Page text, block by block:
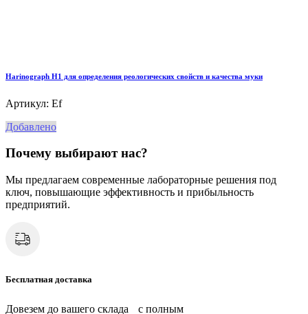
Harinograph Н1 для определения реологических свойств и качества муки
Артикул: Ef
Добавлено
Почему выбирают нас?
Мы предлагаем современные лабораторные решения под
ключ, повышающие эффективность и прибыльность
предприятий.
Бесплатная доставка
Довезем до вашего склада с полным